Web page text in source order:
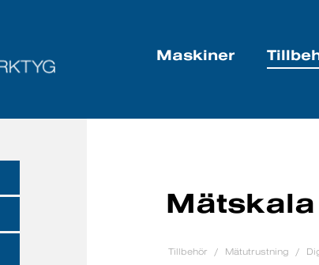
Maskiner
Mätskala
Tillbehör Mätutrustning